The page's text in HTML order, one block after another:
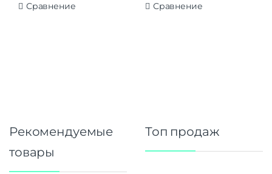
Сравнение Сравнение
Рекомендуемые
товары
Топ продаж